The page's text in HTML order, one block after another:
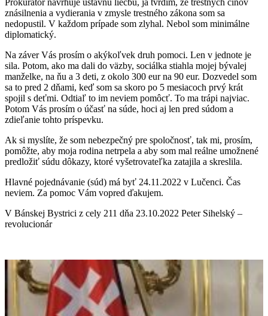
Prokurátor navrhuje ústavnú liečbu, ja tvrdím, že trestných činov
znásilnenia a vydierania v zmysle trestného zákona som sa
nedopustil. V každom prípade som zlyhal. Nebol som minimálne
diplomatický.
Na záver Vás prosím o akýkoľvek druh pomoci. Len v jednote je
sila. Potom, ako ma dali do väzby, sociálka stiahla mojej bývalej
manželke, na ňu a 3 deti, z okolo 300 eur na 90 eur. Dozvedel som
sa to pred 2 dňami, keď som sa skoro po 5 mesiacoch prvý krát
spojil s deťmi. Odtiaľ to im neviem pomôcť. To ma trápi najviac.
Potom Vás prosím o účasť na súde, hoci aj len pred súdom a
zdieľanie tohto príspevku.
Ak si myslíte, že som nebezpečný pre spoločnosť, tak mi, prosím,
pomôžte, aby moja rodina netrpela a aby som mal reálne umožnené
predložiť súdu dôkazy, ktoré vyšetrovateľka zatajila a skreslila.
Hlavné pojednávanie (súd) má byť 24.11.2022 v Lučenci. Čas
neviem. Za pomoc Vám vopred ďakujem.
V Bánskej Bystrici z cely 211 dňa 23.10.2022 Peter Sihelský –
revolucionár